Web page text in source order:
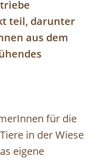
teil, darunter
aus dem
für die
in der Wiese
eigene